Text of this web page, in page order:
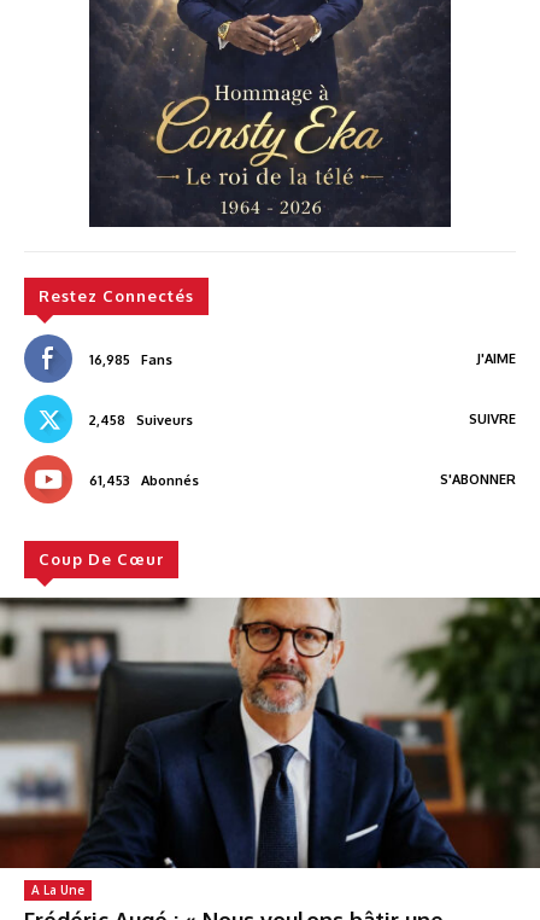
Restez Connectés
16,985 Fans J'AIME
2,458 Suiveurs SUIVRE
61,453 Abonnés S'ABONNER
Coup De Cœur
A La Une